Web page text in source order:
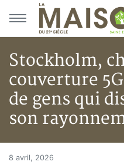
Aller au menu principal
Aller au contenu principal
Stockholm,
couverture
de gens qui
son
Accueil
8 avril, 2026